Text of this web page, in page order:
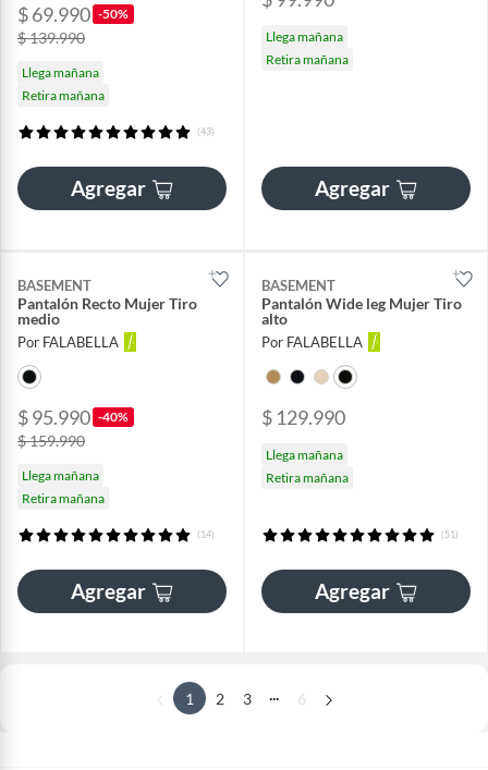
$ 69.990 -50%
$ 139.990
Llega mañana
Retira mañana
(43)
Agregar
Llega mañana
Retira mañana
Agregar
BASEMENT
Pantalón Recto Mujer Tiro
medio
Por FALABELLA
$ 95.990 -40%
$ 159.990
Llega mañana
Retira mañana
(14)
Agregar
BASEMENT
Pantalón Wide leg Mujer Tiro
alto
Por FALABELLA
$ 129.990
Llega mañana
Retira mañana
(51)
Agregar
1 2 3 ... 6